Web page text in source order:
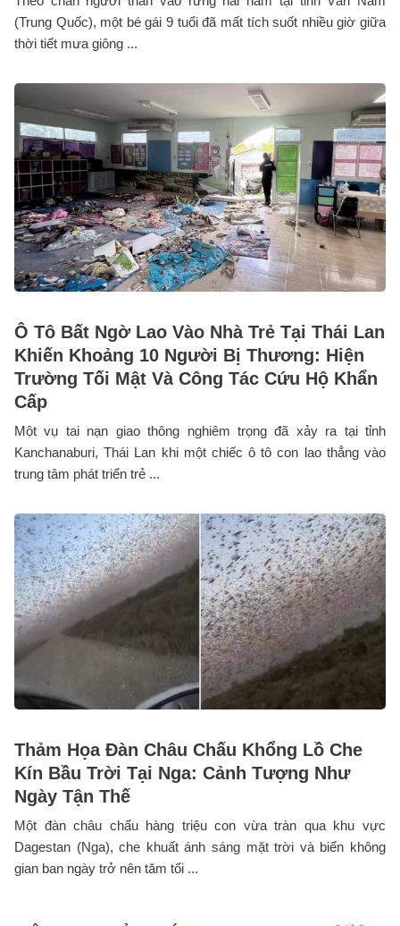
(Trung Quốc), một bé gái 9 tuổi đã mất tích suốt nhiều giờ giữa
thời tiết mưa giông ...
Ô Tô Bất Ngờ Lao Vào Nhà Trẻ Tại Thái Lan
Khiến Khoảng 10 Người Bị Thương: Hiện
Trường Tối Mật Và Công Tác Cứu Hộ Khẩn
Cấp
Một vụ tai nạn giao thông nghiêm trọng đã xảy ra tại tỉnh
Kanchanaburi, Thái Lan khi một chiếc ô tô con lao thẳng vào
trung tâm phát triển trẻ ...
Thảm Họa Đàn Châu Chấu Khổng Lồ Che
Kín Bầu Trời Tại Nga: Cảnh Tượng Như
Ngày Tận Thế
Một đàn châu chấu hàng triệu con vừa tràn qua khu vực
Dagestan (Nga), che khuất ánh sáng mặt trời và biến không
gian ban ngày trở nên tăm tối ...